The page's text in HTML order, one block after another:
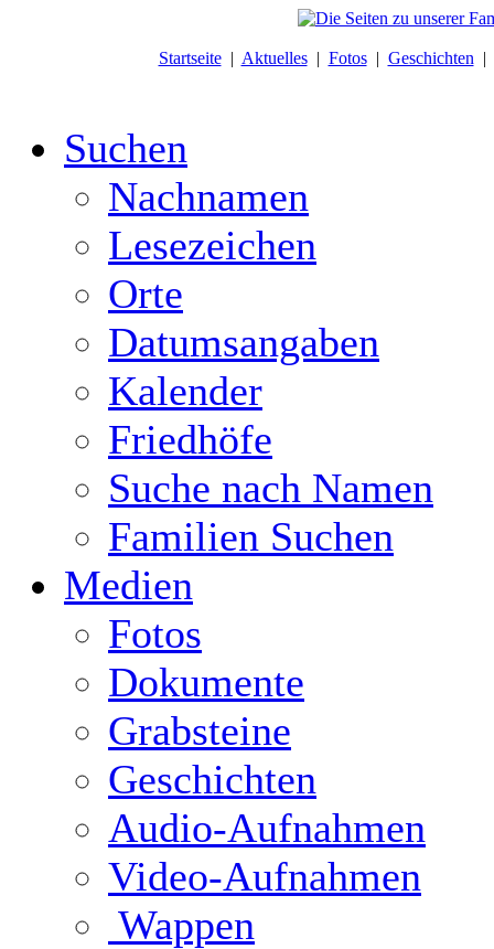
Startseite| Aktuelles| Fotos| Geschichten |
Suchen
Nachnamen
Lesezeichen
Orte
Datumsangaben
Kalender
Friedhöfe
Suche nach Namen
Familien Suchen
Medien
Fotos
Dokumente
Grabsteine
Geschichten
Audio-Aufnahmen
Video-Aufnahmen
Wappen